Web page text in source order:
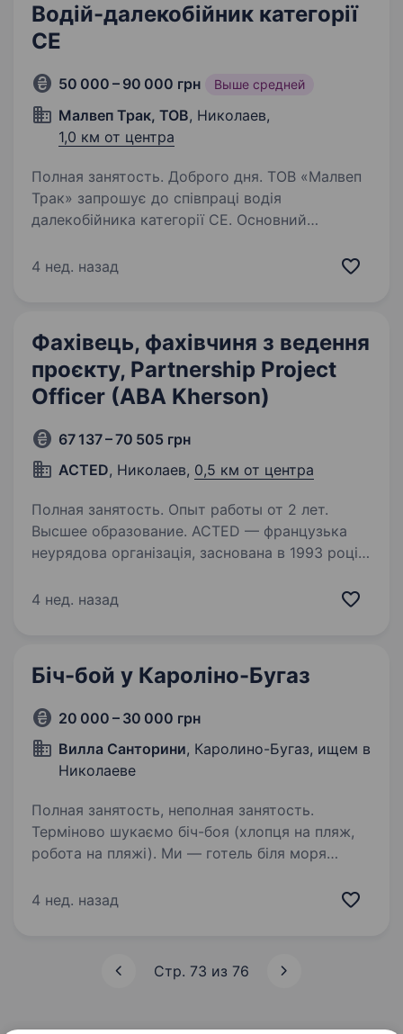
Водій-далекобійник категорії
СЕ
50 000 – 90 000 грн Выше средней
Малвеп Трак, ТОВ, Николаев,
1,0 км от центра
Полная занятость. Доброго дня. ТОВ «Малвеп
Трак» запрошує до співпраці водія
далекобійника категорії CE. Основний
соняшникової олії з олійно-екстракційних
4 нед. назад
Фахівець, фахівчиня з ведення
проєкту, Partnership Project
Officer (ABA Kherson)
67 137 – 70 505 грн
ACTED, Николаев, 0,5 км от центра
Полная занятость. Опыт работы от 2 лет.
Высшее образование. ACTED — французька
неурядова організація, заснована в 1993 році,
постраждали від гуманітарних криз у всьому
4 нед. назад
Біч-бой у Кароліно-Бугаз
20 000 – 30 000 грн
Вилла Санторини, Каролино-Бугаз, ищем в
Николаеве
Полная занятость, неполная занятость.
Терміново шукаємо біч-боя (хлопця на пляж,
робота на пляжі). Ми — готель біля моря
працівника на пляж на сезон. Проживання
4 нед. назад
Стр. 73 из 76